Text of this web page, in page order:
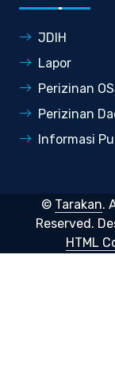
JDIH
Lapor
Perizinan
Perizinan
Informasi
© Tarakan.
Reserved.
HTML